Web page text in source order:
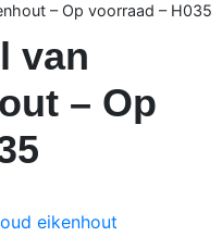
– Op voorraad – H035
van
– Op